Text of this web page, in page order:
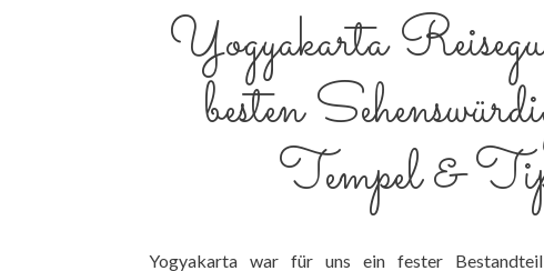
Yogyakarta
besten
Tempel &
Yogyakarta war für uns ein fester